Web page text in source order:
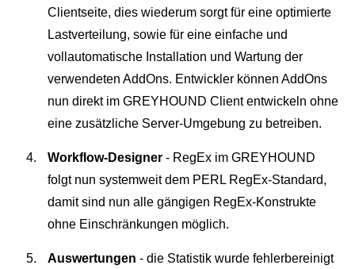
Clientseite, dies wiederum sorgt für eine optimierte
Lastverteilung, sowie für eine einfache und
vollautomatische Installation und Wartung der
verwendeten AddOns. Entwickler können AddOns
nun direkt im GREYHOUND Client entwickeln ohne
eine zusätzliche Server-Umgebung zu betreiben.
Workflow-Designer - RegEx im GREYHOUND
folgt nun systemweit dem PERL RegEx-Standard,
damit sind nun alle gängigen RegEx-Konstrukte
ohne Einschränkungen möglich.
Auswertungen - die Statistik wurde fehlerbereinigt